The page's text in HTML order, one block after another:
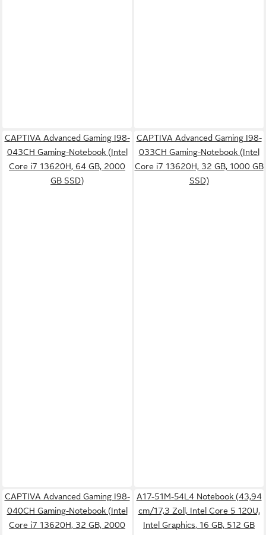
CAPTIVA Advanced Gaming I98-
043CH Gaming-Notebook (Intel
Core i7 13620H, 64 GB, 2000
GB SSD)
CAPTIVA Advanced Gaming I98-
033CH Gaming-Notebook (Intel
Core i7 13620H, 32 GB, 1000 GB
SSD)
CAPTIVA Advanced Gaming I98-
040CH Gaming-Notebook (Intel
Core i7 13620H, 32 GB, 2000
A17-51M-54L4 Notebook (43,94
cm/17,3 Zoll, Intel Core 5 120U,
Intel Graphics, 16 GB, 512 GB